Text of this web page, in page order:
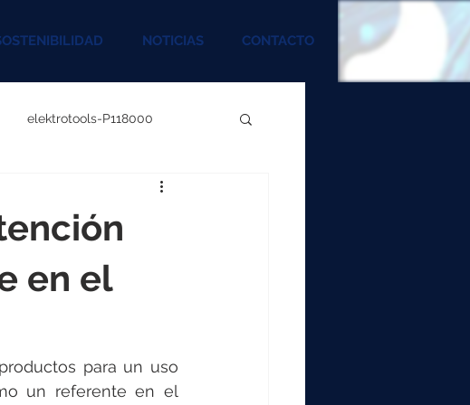
NOTICIAS CONTACTO
elektrotools-P118000
P083000
en el
para un uso
un referente en el